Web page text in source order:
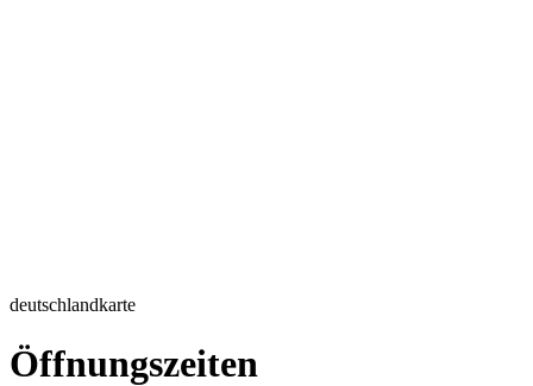
deutschlandkarte
Öffnungszeiten